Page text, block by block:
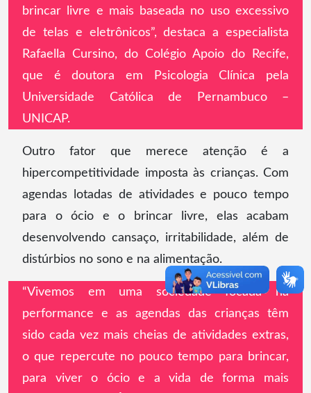
brincar livre e mais baseada no uso excessivo
de telas e eletrônicos”, destaca a especialista
Rafaella Cursino, do Colégio Apoio do Recife,
que é doutora em Psicologia Clínica pela
Universidade Católica de Pernambuco –
UNICAP.
Outro fator que merece atenção é a
hipercompetitividade imposta às crianças. Com
agendas lotadas de atividades e pouco tempo
para o ócio e o brincar livre, elas acabam
desenvolvendo cansaço, irritabilidade, além de
distúrbios no sono e na alimentação.
“Vivemos em uma sociedade focada na
performance e as agendas das crianças têm
sido cada vez mais cheias de atividades extras,
o que repercute no pouco tempo para brincar,
para viver o ócio e a vida de forma mais